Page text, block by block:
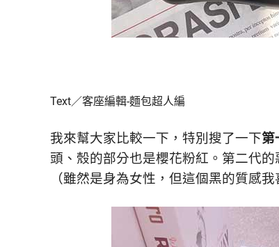
容，
一
無
Text／客座編輯-麵包超人編
我來幫大家比較一下， 特別搜了一下第
頭、殼的部分也是櫻花粉紅。 第二代的
（雖然是身為女性，但這個黑的質感